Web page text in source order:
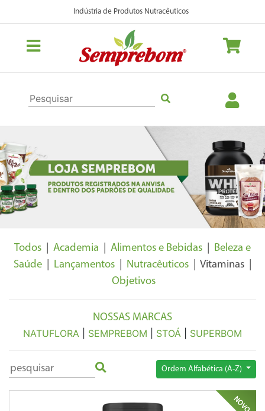
Indústria de Produtos Nutracêuticos
Previous Next
Todos Academia Alimentos e Bebidas
Beleza e
Saúde
Lançamentos Nutracêuticos | Vitaminas |
Objetivos
NOSSAS MARCAS
NATUFLORA SEMPREBOM STOÁ SUPERBOM
Ordem Alfabética (A-Z)